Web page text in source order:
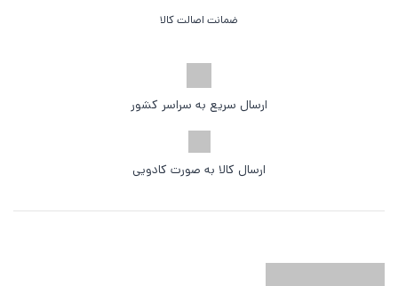
ضمانت اصالت کالا
ارسال سریع به سراسر کشور
ارسال کالا به صورت کادویی